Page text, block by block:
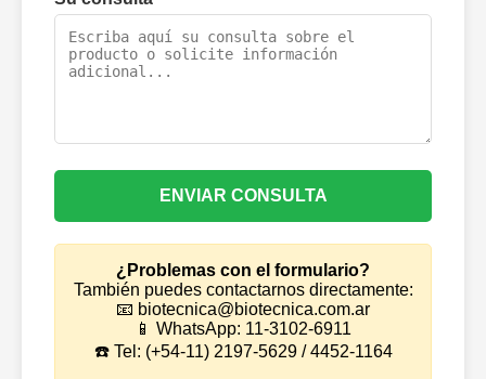
ENVIAR CONSULTA
¿Problemas con el formulario?
También puedes contactarnos directamente:
📧 biotecnica@biotecnica.com.ar
📱 WhatsApp: 11-3102-6911
☎️ Tel: (+54-11) 2197-5629 / 4452-1164